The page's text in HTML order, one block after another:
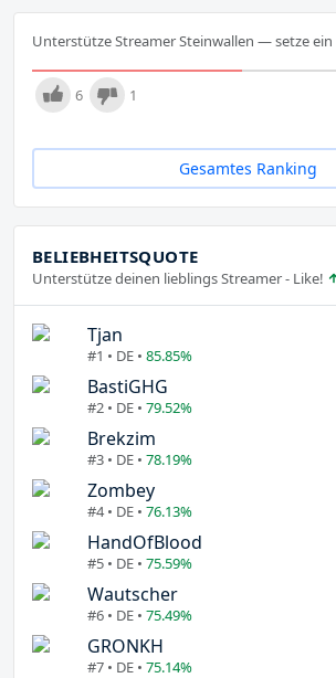
Unterstütze Streamer Steinwallen — setze ein
6 1
Gesamtes Ranking
BELIEBHEITSQUOTE
Unterstütze deinen lieblings Streamer - Like!
Tjan
#1 • DE • 85.85%
BastiGHG
#2 • DE • 79.52%
Brekzim
#3 • DE • 78.19%
Zombey
#4 • DE • 76.13%
HandOfBlood
#5 • DE • 75.59%
Wautscher
#6 • DE • 75.49%
GRONKH
#7 • DE • 75.14%